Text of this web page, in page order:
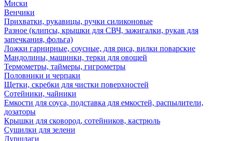
Миски
Венчики
Прихватки, рукавицы, ручки силиконовые
Разное (клипсы, крышки для СВЧ, зажигалки, рукав для
запечкания, фольга)
Ложки гарнирные, соусные, для риса, вилки поварские
Мандолины, машинки, терки для овощей
Термометры, таймеры, гигрометры
Половники и черпаки
Щетки, скребки для чистки поверхностей
Сотейники, чайники
Емкости для соуса, подставка для емкостей, распылители,
дозаторы
Крышки для сковород, сотейников, кастрюль
Сушилки для зелени
Дуршлаги